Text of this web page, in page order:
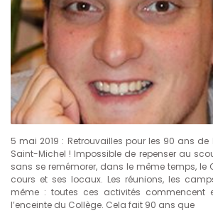
5 mai 2019 : Retrouvailles pour les 90 ans de
Saint-Michel ! Impossible de repenser au
sans se remémorer, dans le même temps, le
cours et ses locaux. Les réunions, les
même : toutes ces activités commencent
l’enceinte du Collège. Cela fait 90 ans que